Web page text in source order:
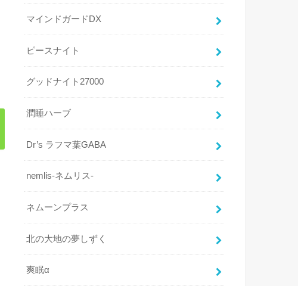
マインドガードDX
ピースナイト
グッドナイト27000
潤睡ハーブ
Dr’s ラフマ葉GABA
nemlis-ネムリス-
ネムーンプラス
北の大地の夢しずく
爽眠α